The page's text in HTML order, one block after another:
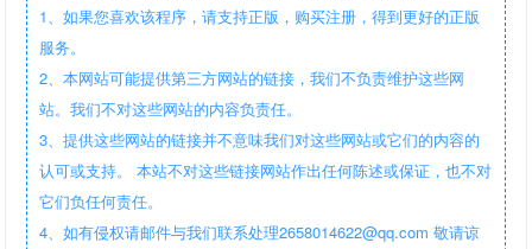
1、如果您喜欢该程序，请支持正版，购买注册，得到更好的正版
服务。
2、本网站可能提供第三方网站的链接，我们不负责维护这些网
站。我们不对这些网站的内容负责任。
3、提供这些网站的链接并不意味我们对这些网站或它们的内容的
认可或支持。 本站不对这些链接网站作出任何陈述或保证，也不对
它们负任何责任。
4、如有侵权请邮件与我们联系处理2658014622@qq.com 敬请谅